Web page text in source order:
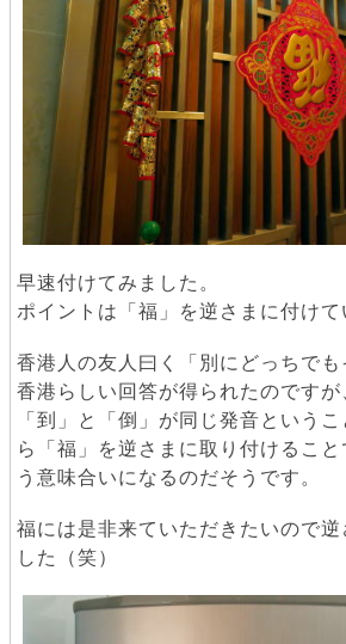
早速付けてみました。
ポイントは「福」を逆さまに付けて
香港人の友人曰く「別にどっちでも
香港らしい回答が得られたのですが
「到」と「倒」が同じ発音という
ら「福」を逆さまに取り付けるこ
う意味合いになるのだそうです。
福には是非来ていただきたいので逆
した（笑）